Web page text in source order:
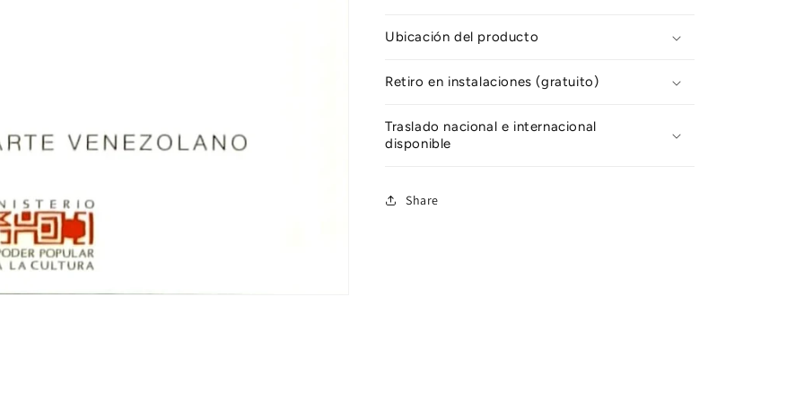
Ubicación del producto
Retiro en instalaciones (gratuito)
Traslado nacional e internacional
disponible
Share